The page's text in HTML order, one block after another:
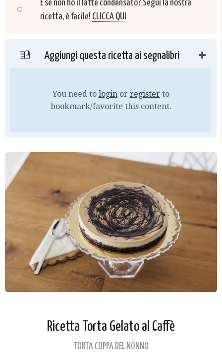
E se non ho il latte condensato? Segui la nostra
ricetta, è facile! CLICCA QUI
Aggiungi questa ricetta ai segnalibri
You need to loginor registerto
bookmark/favorite this content.
Ricetta Torta Gelato al Caffè
TORTA COPPA DEL NONNO